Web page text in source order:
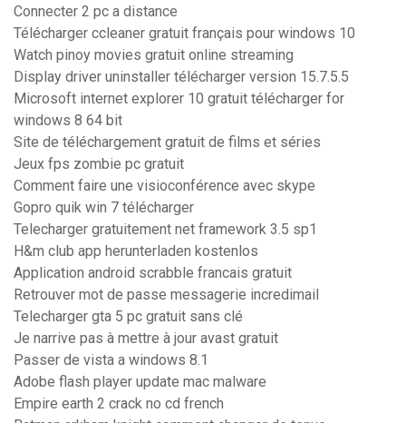
Connecter 2 pc a distance
Télécharger ccleaner gratuit français pour windows 10
Watch pinoy movies gratuit online streaming
Display driver uninstaller télécharger version 15.7.5.5
Microsoft internet explorer 10 gratuit télécharger for
windows 8 64 bit
Site de téléchargement gratuit de films et séries
Jeux fps zombie pc gratuit
Comment faire une visioconférence avec skype
Gopro quik win 7 télécharger
Telecharger gratuitement net framework 3.5 sp1
H&m club app herunterladen kostenlos
Application android scrabble francais gratuit
Retrouver mot de passe messagerie incredimail
Telecharger gta 5 pc gratuit sans clé
Je narrive pas à mettre à jour avast gratuit
Passer de vista a windows 8.1
Adobe flash player update mac malware
Empire earth 2 crack no cd french